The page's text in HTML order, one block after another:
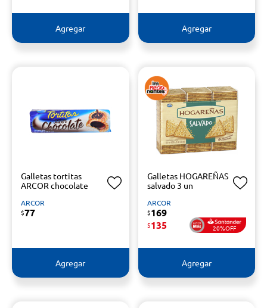
Agregar Agregar
Galletas tortitas
ARCOR chocolate
ARCOR
$77
Agregar
Galletas HOGAREÑAS
salvado 3 un
ARCOR
$169
$135 20%OFF
Agregar